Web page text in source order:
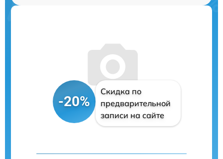
-20%
Скидка по
предварительной
записи на сайте